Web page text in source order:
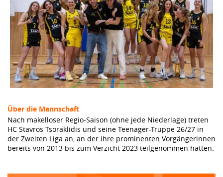
Über die Mannschaft
Nach makelloser Regio-Saison (ohne jede Niederlage) treten
HC Stavros Tsoraklidis und seine Teenager-Truppe 26/27 in
der Zweiten Liga an, an der ihre prominenten Vorgängerinnen
bereits von 2013 bis zum Verzicht 2023 teilgenommen hatten.